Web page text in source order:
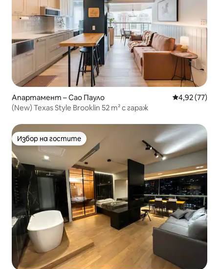
Апартамент – Сао Пауло Средна
4,92 (77)
(New) Texas Style Brooklin 52 m² с гараж
Избор на гостите
Избор на гостите